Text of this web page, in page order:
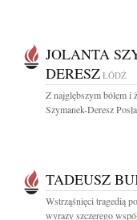
JOLANTA
DERESZ ŁÓDŹ
Z najglębszym bólem i
Szymanek-Deresz
TADEUSZ
Wstrząśnięci tragedią
wyrazy szczerego